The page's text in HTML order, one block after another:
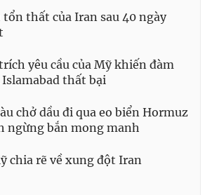
thất của Iran sau 40 ngày
yêu cầu của Mỹ khiến đàm
thất bại
chở dầu đi qua eo biển Hormuz
ngừng bắn mong manh
chia rẽ về xung đột Iran